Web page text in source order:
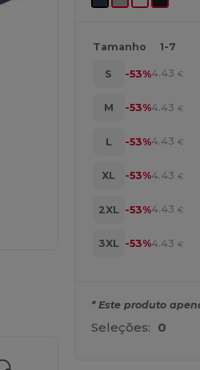
Tamanho 1-7
S -53%4.43 €
M -53%4.43 €
L -53%4.43 €
XL -53%4.43 €
2XL -53%4.43 €
3XL -53%4.43 €
* Este produto
Seleções: 0